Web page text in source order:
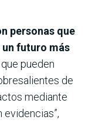
personas que
futuro más
que pueden
de
mediante